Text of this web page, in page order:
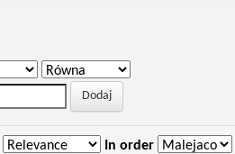
In order